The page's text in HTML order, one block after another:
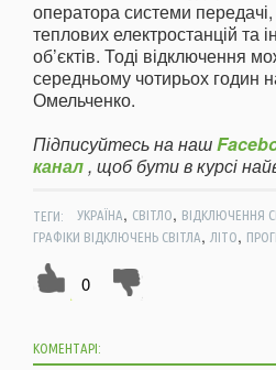
оператора системи
теплових електростанцій та
об’єктів. Тоді відключення
середньому чотирьох годин
Омельченко.
Підписуйтесь на наш
канал, щоб бути в курсі
ТЕГИ: УКРАЇНА, СВІТЛО, ВІДКЛЮЧЕННЯ
ГРАФІКИ ВІДКЛЮЧЕНЬ СВІТЛА, ЛІТО,
0
КОМЕНТАРІ: